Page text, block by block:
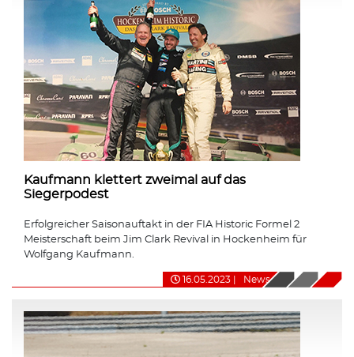
Kaufmann klettert zweimal auf das
Siegerpodest
Erfolgreicher Saisonauftakt in der FIA Historic Formel 2
Meisterschaft beim Jim Clark Revival in Hockenheim für
Wolfgang Kaufmann.
16.05.2023 News